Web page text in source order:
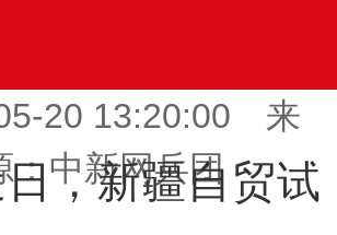
20 13:20:00 来
：中新网兵团
新疆自贸试